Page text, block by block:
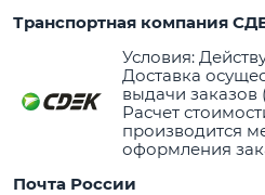
Транспортная компания
Условия:
Доставка
выдачи
Расчет
производится
оформления
Почта России